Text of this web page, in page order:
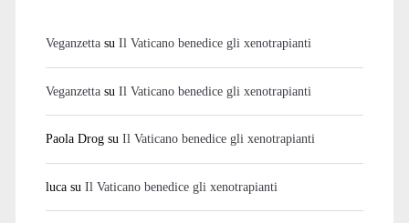
Veganzettasu Il Vaticano benedice gli xenotrapianti
Veganzettasu Il Vaticano benedice gli xenotrapianti
Paola Drogsu Il Vaticano benedice gli xenotrapianti
lucasu Il Vaticano benedice gli xenotrapianti